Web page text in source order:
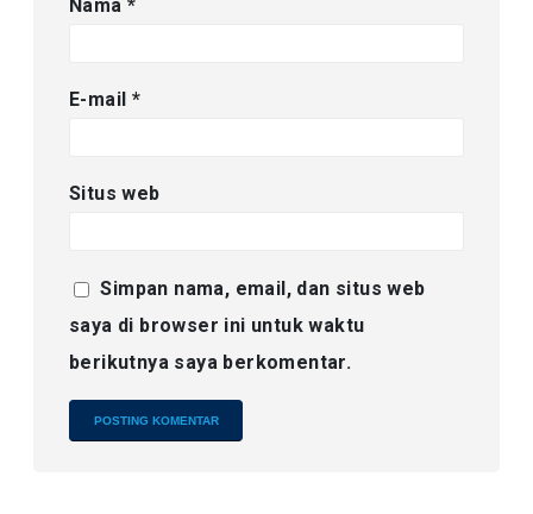
Nama *
E-mail *
Situs web
Simpan nama, email, dan situs web
saya di browser ini untuk waktu
berikutnya saya berkomentar.